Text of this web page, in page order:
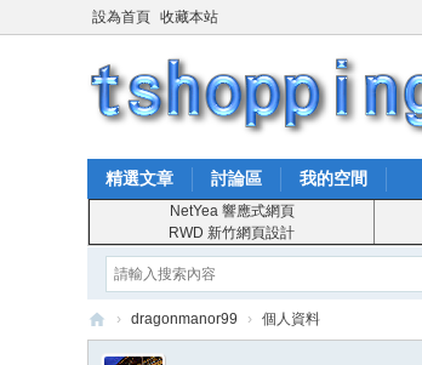
設為首頁 收藏本站
精選文章 討論區 我的空間
NetYea 響應式網頁
RWD 新竹網頁設計
T
› dragonmanor99 › 個人資料